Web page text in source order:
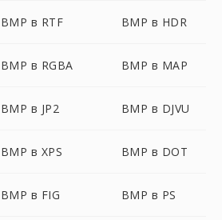
BMP в RTF BMP в HDR
BMP в RGBA BMP в MAP
BMP в JP2 BMP в DJVU
BMP в XPS BMP в DOT
BMP в FIG BMP в PS